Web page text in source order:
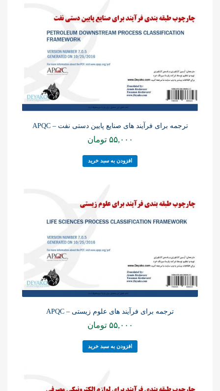
ترجمه برای فرآیند های صنایع پایین دستی نفت – APQC
۵۵,۰۰۰ تومان
افزودن به سبد خرید
ترجمه برای فرآیند های علوم زیستی – APQC
۵۵,۰۰۰ تومان
افزودن به سبد خرید